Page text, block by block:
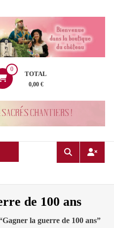
0
TOTAL
0,00 €
de 100 ans
la guerre de 100 ans”